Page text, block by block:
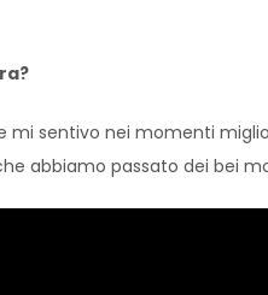
mi sentivo nei momenti
abbiamo passato dei bei